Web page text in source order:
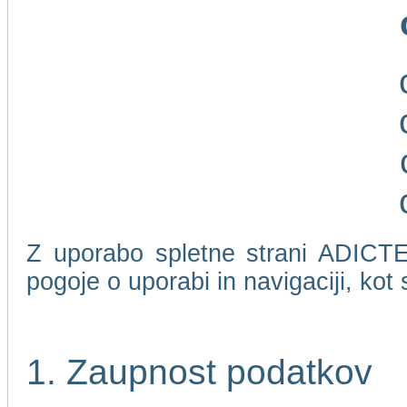
Z uporabo spletne strani
pogoje o uporabi in navigaciji, kot
1. Zaupnost podatkov